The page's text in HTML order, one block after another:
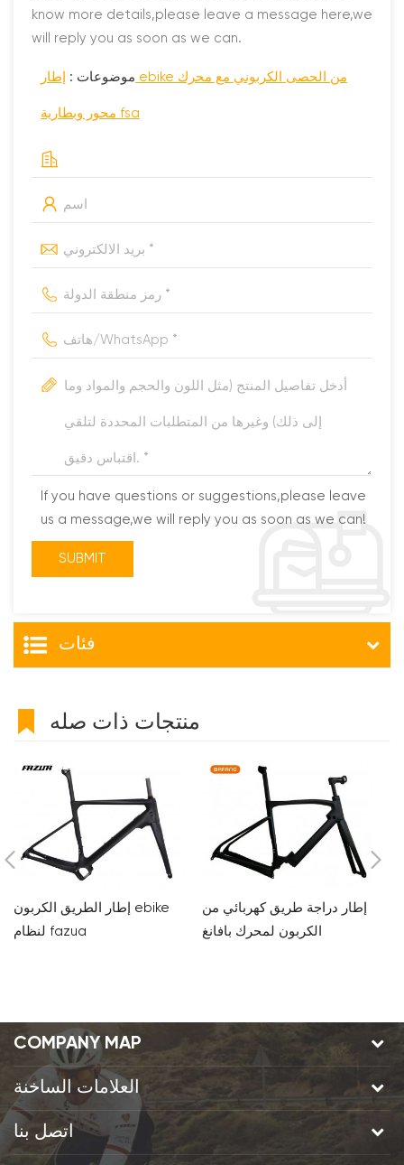
know more details,please leave a message here,we
will reply you as soon as we can.
موضوعات : إطار ebike من الحصى الكربوني مع محرك
محور وبطارية fsa
If you have questions or suggestions,please leave
us a message,we will reply you as soon as we can!
فئات
منتجات ذات صله
إطار الطريق الكربون ebike
لنظام fazua
إطار دراجة طريق كهربائي من
الكربون لمحرك بافانغ
COMPANY MAP
العلامات الساخنة
اتصل بنا